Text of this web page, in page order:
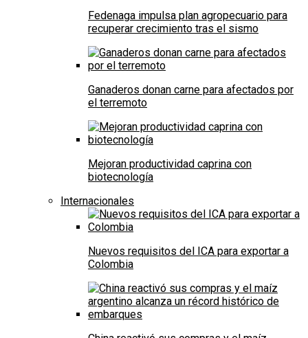
Fedenaga impulsa plan agropecuario para
recuperar crecimiento tras el sismo
Ganaderos donan carne para afectados por
el terremoto
Mejoran productividad caprina con
biotecnología
Internacionales
Nuevos requisitos del ICA para exportar a
Colombia